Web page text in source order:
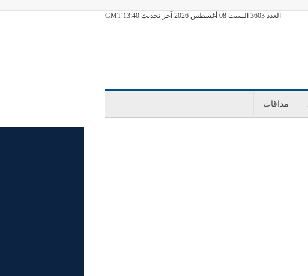
العدد 3603 السبت 08 أغسطس 2026 آخر تحديث GMT 13:40
مذاقات